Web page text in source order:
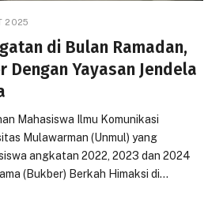
2025
di Bulan Ramadan,
Dengan Yayasan Jendela
Mahasiswa Ilmu Komunikasi
Mulawarman (Unmul) yang
angkatan 2022, 2023 dan 2024
(Bukber) Berkah Himaksi di…